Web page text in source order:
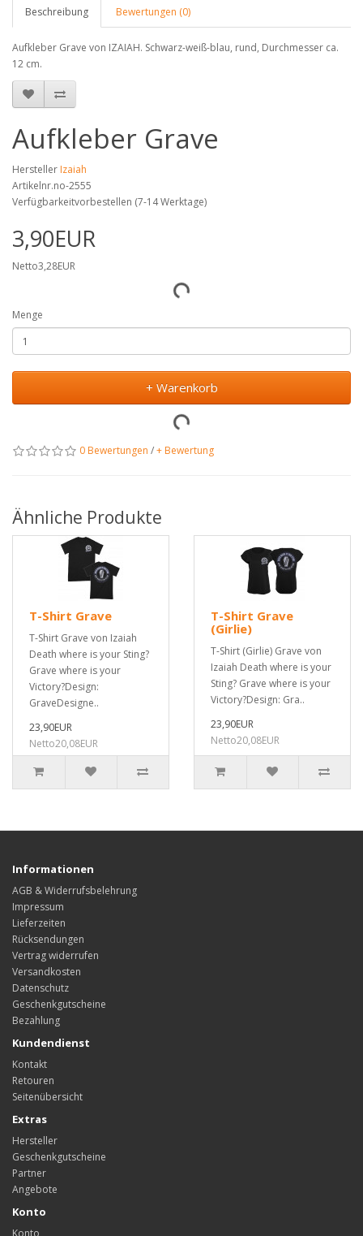
Beschreibung Bewertungen (0)
Aufkleber Grave von IZAIAH. Schwarz-weiß-blau, rund, Durchmesser ca.
12 cm.
Aufkleber Grave
Hersteller Izaiah
Artikelnr.no-2555
Verfügbarkeitvorbestellen (7-14 Werktage)
3,90EUR
Netto3,28EUR
Menge
+ Warenkorb
0 Bewertungen /+ Bewertung
Ähnliche Produkte
T-Shirt Grave
T-Shirt Grave von Izaiah
Death where is your Sting?
Grave where is your
Victory?Design:
GraveDesigne..
23,90EUR
Netto20,08EUR
T-Shirt Grave
(Girlie)
T-Shirt (Girlie) Grave von
Izaiah Death where is your
Sting? Grave where is your
Victory?Design: Gra..
23,90EUR
Netto20,08EUR
Informationen
AGB & Widerrufsbelehrung
Impressum
Lieferzeiten
Rücksendungen
Vertrag widerrufen
Versandkosten
Datenschutz
Geschenkgutscheine
Bezahlung
Kundendienst
Kontakt
Retouren
Seitenübersicht
Extras
Hersteller
Geschenkgutscheine
Partner
Angebote
Konto
Konto